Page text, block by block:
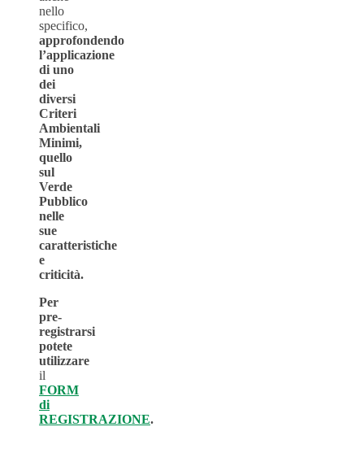
nello
specifico,
approfondendo
l’applicazione
di uno
dei
diversi
Criteri
Ambientali
Minimi,
quello
sul
Verde
Pubblico
nelle
sue
caratteristiche
e
criticità.
Per
pre-
registrarsi
potete
utilizzare
il
FORM
di
REGISTRAZIONE.